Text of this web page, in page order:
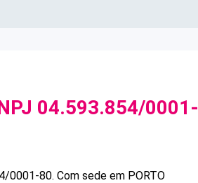
04.593.854/0001-
0001-80. Com sede em PORTO